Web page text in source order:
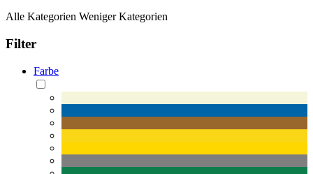
Alle Kategorien Weniger Kategorien
Filter
Farbe